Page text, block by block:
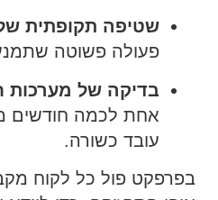
שטיפה תקופתית
פעולה פשוטה
בדיקה של מערכות
אחת לכמה חודשים
עובד כשורה.
בפרפקט פול כל לקוח